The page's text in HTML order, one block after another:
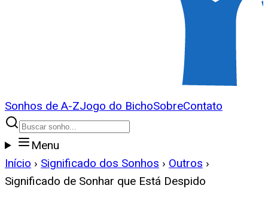
Sonhos de A-ZJogo do BichoSobreContato
Menu
Início › Significado dos Sonhos › Outros ›
Significado de Sonhar que Está Despido